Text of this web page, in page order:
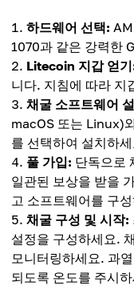
하드웨어 선택:
1070과 같은 강력한
Litecoin 지갑 얻
니다. 지침에 따라 지
채굴 소프트웨어
macOS 또는 Linux)
를 선택하여 설치하
풀 가입: 단독으로
일관된 보상을 받을
고 소프트웨어를 구
채굴 구성 및 시작:
설정을 구성하세요.
모니터링하세요. 과
되도록 온도를 주시